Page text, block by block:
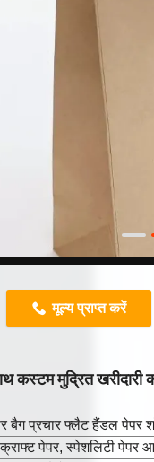
मूल्य प्राप्त करें
कस्टम मुद्रित
बैग प्रचार फ्लैट हैंडल पेपर
पेपर, स्पेशलिटी पेपर